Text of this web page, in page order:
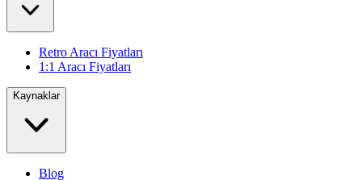
Retro Aracı Fiyatları
1:1 Aracı Fiyatları
Kaynaklar
Blog